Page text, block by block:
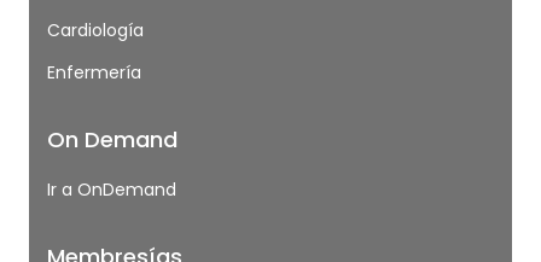
Cardiología
Enfermería
On Demand
Ir a OnDemand